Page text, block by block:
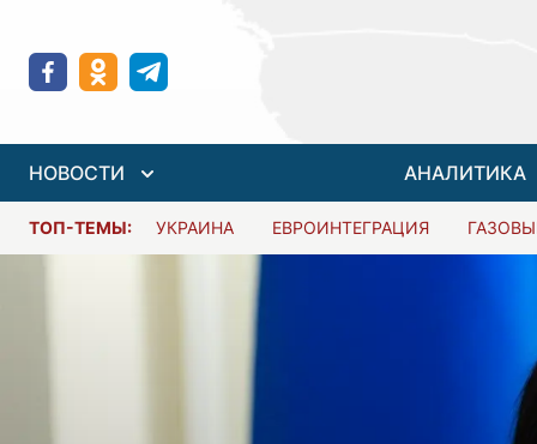
НОВОСТИ АНАЛИТИКА
ТОП-ТЕМЫ: УКРАИНА ЕВРОИНТЕГРАЦИЯ